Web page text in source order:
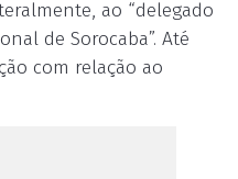
ao “delegado
de Sorocaba”. Até
com relação ao